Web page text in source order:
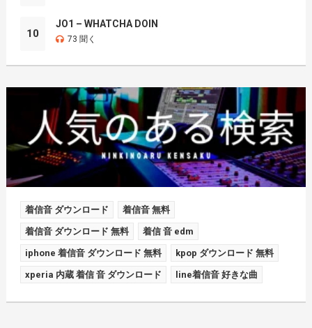
10
JO1 – WHATCHA DOIN
73 聞く
着信音 ダウンロード 着信音 無料
着信音 ダウンロード 無料 着信 音 edm
iphone 着信音 ダウンロード 無料 kpop ダウンロード 無料
xperia 内蔵 着信 音 ダウンロード line着信音 好きな曲